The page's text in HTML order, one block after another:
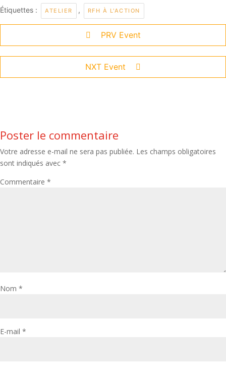
Étiquettes : ATELIER , RFH À L'ACTION
PRV Event
NXT Event
Poster le commentaire
Votre adresse e-mail ne sera pas publiée. Les champs obligatoires
sont indiqués avec *
Commentaire *
Nom *
E-mail *